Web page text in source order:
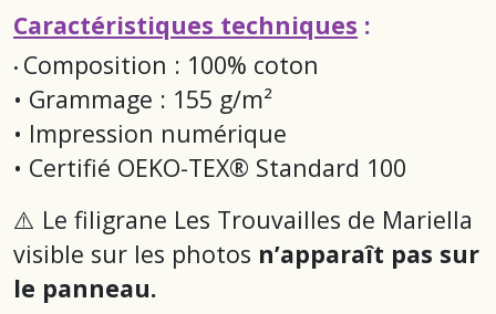
Caractéristiques techniques :
• Composition : 100% coton
• Grammage : 155 g/m²
• Impression numérique
• Certifié OEKO-TEX® Standard 100
⚠️ Le filigrane Les Trouvailles de Mariella
visible sur les photos n’apparaît pas sur
le panneau.